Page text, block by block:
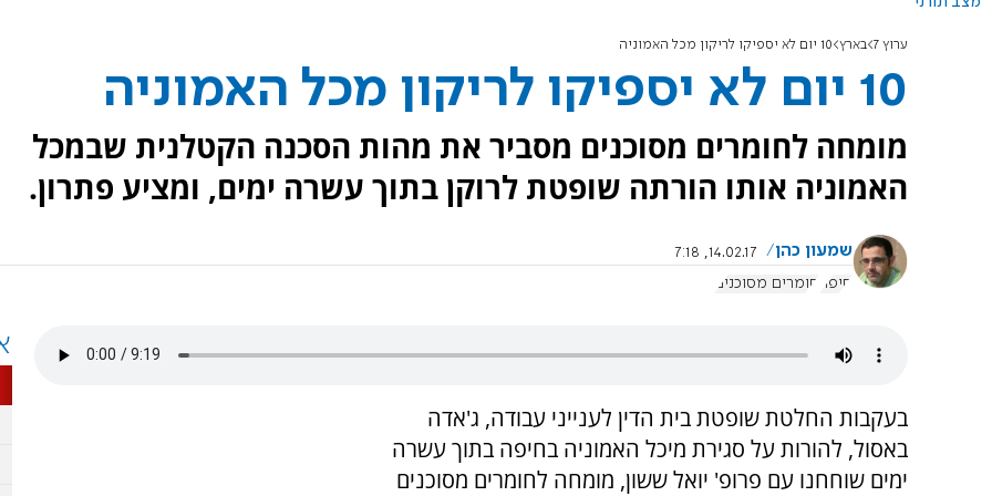
ערוץ 7 בארץ 10 יום לא יספיקו לריקון מכל האמוניה
10 יום לא יספיקו לריקון מכל האמוניה
מומחה לחומרים מסוכנים מסביר את מהות הסכנה הקטלנית שבמכל
האמוניה אותו הורתה שופטת לרוקן בתוך עשרה ימים, ומציע פתרון.
שמעון כהן
14.02.17, 7:18
חיפה
חומרים מסוכנים
בעקבות החלטת שופטת בית הדין לענייני עבודה, ג'אדה
באסול, להורות על סגירת מיכל האמוניה בחיפה בתוך עשרה
ימים שוחחנו עם פרופ' יואל ששון, מומחה לחומרים מסוכנים